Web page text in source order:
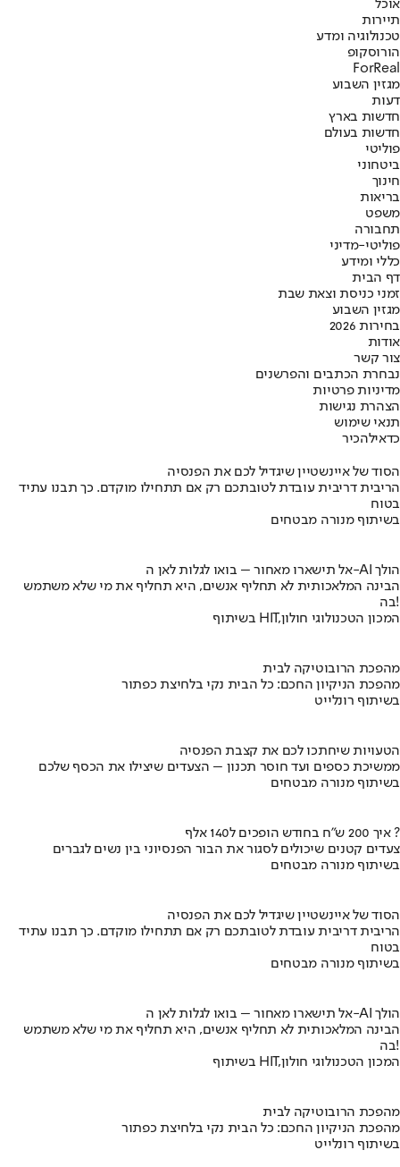
אוכל
תיירות
טכנולוגיה ומדע
הורוסקופ
ForReal
מגזין השבוע
דעות
חדשות בארץ
חדשות בעולם
פוליטי
ביטחוני
חינוך
בריאות
משפט
תחבורה
פוליטי-מדיני
כללי ומידע
דף הבית
זמני כניסת וצאת שבת
מגזין השבוע
בחירות 2026
אודות
צור קשר
נבחרת הכתבים והפרשנים
מדיניות פרטיות
הצהרת נגישות
תנאי שימוש
כדאילהכיר
הסוד של איינשטיין שיגדיל לכם את הפנסיה
הריבית דריבית עובדת לטובתכם רק אם תתחילו מוקדם. כך תבנו עתיד
בטוח
בשיתוף מנורה מבטחים
אל תישארו מאחור – בואו לגלות לאן ה-AI הולך
הבינה המלאכותית לא תחליף אנשים, היא תחליף את מי שלא משתמש
בה!
בשיתוף HIT,המכון הטכנולוגי חולון
מהפכת הרובוטיקה לבית
מהפכת הניקיון החכם: כל הבית נקי בלחיצת כפתור
בשיתוף רונלייט
הטעויות שיחתכו לכם את קצבת הפנסיה
ממשיכת כספים ועד חוסר תכנון – הצעדים שיצילו את הכסף שלכם
בשיתוף מנורה מבטחים
איך 200 ש"ח בחודש הופכים ל140 אלף ?
צעדים קטנים שיכולים לסגור את הבור הפנסיוני בין נשים לגברים
בשיתוף מנורה מבטחים
הסוד של איינשטיין שיגדיל לכם את הפנסיה
הריבית דריבית עובדת לטובתכם רק אם תתחילו מוקדם. כך תבנו עתיד
בטוח
בשיתוף מנורה מבטחים
אל תישארו מאחור – בואו לגלות לאן ה-AI הולך
הבינה המלאכותית לא תחליף אנשים, היא תחליף את מי שלא משתמש
בה!
בשיתוף HIT,המכון הטכנולוגי חולון
מהפכת הרובוטיקה לבית
מהפכת הניקיון החכם: כל הבית נקי בלחיצת כפתור
בשיתוף רונלייט